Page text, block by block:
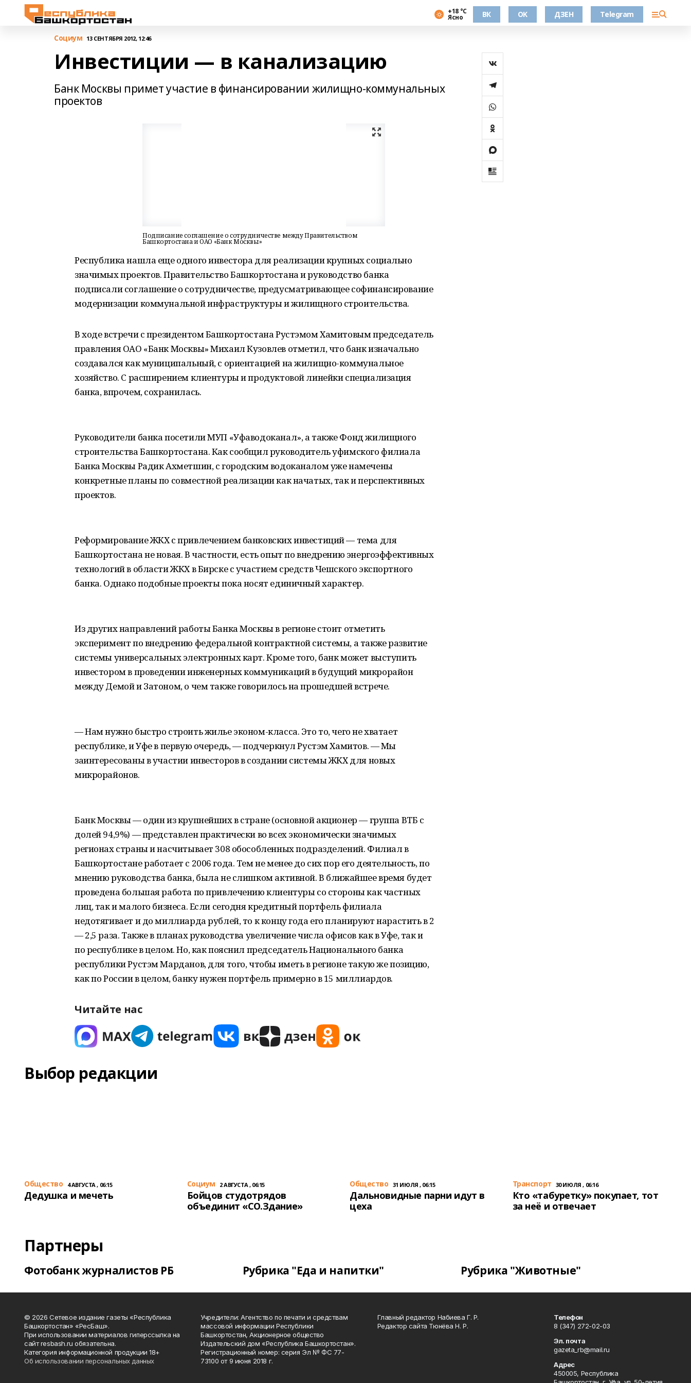
+18 °С
Ясно ВК OK ДЗЕН Telegram
Cоциум 13 СЕНТЯБРЯ 2012, 12:46
Инвестиции — в канализацию
Банк Москвы примет участие в финансировании жилищно-коммунальных
проектов
Подписание соглашение о сотрудничестве между Правительством
Башкортостана и ОАО «Банк Москвы»
Республика нашла еще одного инвестора для реализации крупных социально
значимых проектов. Правительство Башкортостана и руководство банка
подписали соглашение о сотрудничестве, предусматривающее софинансирование
модернизации коммунальной инфраструктуры и жилищного строительства.
В ходе встречи с президентом Башкортостана Рустэмом Хамитовым председатель
правления ОАО «Банк Москвы» Михаил Кузовлев отметил, что банк изначально
создавался как муниципальный, с ориентацией на жилищно-коммунальное
хозяйство. С расширением клиентуры и продуктовой линейки специализация
банка, впрочем, сохранилась.
Руководители банка посетили МУП «Уфаводоканал», а также Фонд жилищного
строительства Башкортостана. Как сообщил руководитель уфимского филиала
Банка Москвы Радик Ахметшин, с городским водоканалом уже намечены
конкретные планы по совместной реализации как начатых, так и перспективных
проектов.
Реформирование ЖКХ с привлечением банковских инвестиций — тема для
Башкортостана не новая. В частности, есть опыт по внедрению энергоэффективных
технологий в области ЖКХ в Бирске с участием средств Чешского экспортного
банка. Однако подобные проекты пока носят единичный характер.
Из других направлений работы Банка Москвы в регионе стоит отметить
эксперимент по внедрению федеральной контрактной системы, а также развитие
системы универсальных электронных карт. Кроме того, банк может выступить
инвестором в проведении инженерных коммуникаций в будущий микрорайон
между Демой и Затоном, о чем также говорилось на прошедшей встрече.
— Нам нужно быстро строить жилье эконом-класса. Это то, чего не хватает
республике, и Уфе в первую очередь, — подчеркнул Рустэм Хамитов. — Мы
заинтересованы в участии инвесторов в создании системы ЖКХ для новых
микрорайонов.
Банк Москвы — один из крупнейших в стране (основной акционер — группа ВТБ с
долей 94,9%) — представлен практически во всех экономически значимых
регионах страны и насчитывает 308 обособленных подразделений. Филиал в
Башкортостане работает с 2006 года. Тем не менее до сих пор его деятельность, по
мнению руководства банка, была не слишком активной. В ближайшее время будет
проведена большая работа по привлечению клиентуры со стороны как частных
лиц, так и малого бизнеса. Если сегодня кредитный портфель филиала
недотягивает и до миллиарда рублей, то к концу года его планируют нарастить в 2
— 2,5 раза. Также в планах руководства увеличение числа офисов как в Уфе, так и
по республике в целом. Но, как пояснил председатель Национального банка
республики Рустэм Марданов, для того, чтобы иметь в регионе такую же позицию,
как по России в целом, банку нужен портфель примерно в 15 миллиардов.
Читайте нас
Выбор редакции
Общество 4 АВГУСТА , 06:15
Дедушка и мечеть
Cоциум 2 АВГУСТА , 06:15
Бойцов студотрядов
объединит «СО.Здание»
Общество 31 ИЮЛЯ , 06:15
Дальновидные парни идут в
цеха
Транспорт 30 ИЮЛЯ , 06:16
Кто «табуретку» покупает, тот
за неё и отвечает
Партнеры
Фотобанк журналистов РБ Рубрика "Еда и напитки" Рубрика "Животные"
© 2026 Сетевое издание газеты «Республика
Башкортостан» «РесБаш».
При использовании материалов гиперссылка на
сайт resbash.ru обязательна.
Категория информационной продукции 18+
Об использовании персональных данных
Учредители: Агентство по печати и средствам
массовой информации Республики
Башкортостан, Акционерное общество
Издательский дом «Республика Башкортостан».
Регистрационный номер: серия Эл № ФС 77-
73100 от 9 июня 2018 г.
Главный редактор Набиева Г. Р.
Редактор сайта Тюнёва Н. Р.
Телефон
8 (347) 272-02-03
Эл. почта
gazeta_rb@mail.ru
Адрес
450005, Республика